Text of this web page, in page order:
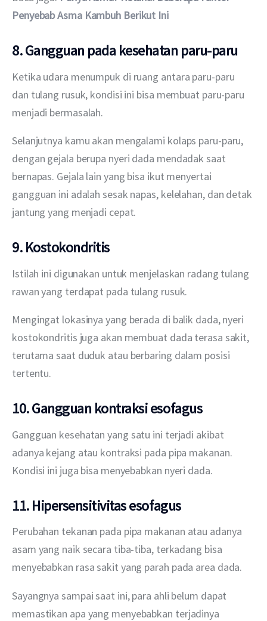
Penyebab Asma Kambuh Berikut Ini
8. Gangguan pada kesehatan paru-paru
Ketika udara menumpuk di ruang antara paru-paru
dan tulang rusuk, kondisi ini bisa membuat paru-paru
menjadi bermasalah.
Selanjutnya kamu akan mengalami kolaps paru-paru,
dengan gejala berupa nyeri dada mendadak saat
bernapas. Gejala lain yang bisa ikut menyertai
gangguan ini adalah sesak napas, kelelahan, dan detak
jantung yang menjadi cepat.
9. Kostokondritis
Istilah ini digunakan untuk menjelaskan radang tulang
rawan yang terdapat pada tulang rusuk.
Mengingat lokasinya yang berada di balik dada, nyeri
kostokondritis juga akan membuat dada terasa sakit,
terutama saat duduk atau berbaring dalam posisi
tertentu.
10. Gangguan kontraksi esofagus
Gangguan kesehatan yang satu ini terjadi akibat
adanya kejang atau kontraksi pada pipa makanan.
Kondisi ini juga bisa menyebabkan nyeri dada.
11. Hipersensitivitas esofagus
Perubahan tekanan pada pipa makanan atau adanya
asam yang naik secara tiba-tiba, terkadang bisa
menyebabkan rasa sakit yang parah pada area dada.
Sayangnya sampai saat ini, para ahli belum dapat
memastikan apa yang menyebabkan terjadinya